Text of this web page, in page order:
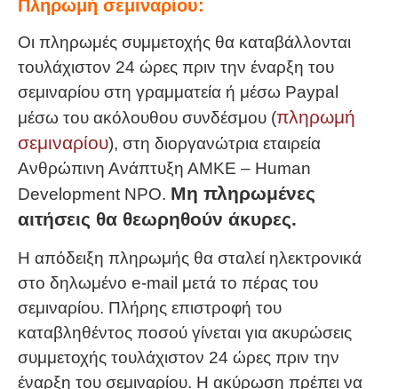
Πληρωμή σεμιναρίου:
Οι πληρωμές συμμετοχής θα καταβάλλονται
τουλάχιστον 24 ώρες πριν την έναρξη του
σεμιναρίου στη γραμματεία ή μέσω Paypal
μέσω του ακόλουθου συνδέσμου (πληρωμή
σεμιναρίου), στη διοργανώτρια εταιρεία
Ανθρώπινη Ανάπτυξη ΑΜΚΕ – Human
Development NPO. Μη πληρωμένες
αιτήσεις θα θεωρηθούν άκυρες.
Η απόδειξη πληρωμής θα σταλεί ηλεκτρονικά
στο δηλωμένο e-mail μετά το πέρας του
σεμιναρίου. Πλήρης επιστροφή του
καταβληθέντος ποσού γίνεται για ακυρώσεις
συμμετοχής τουλάχιστον 24 ώρες πριν την
έναρξη του σεμιναρίου. Η ακύρωση πρέπει να